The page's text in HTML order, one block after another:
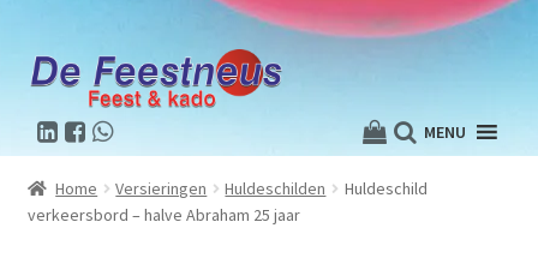
MENU
Home Versieringen Huldeschilden
Huldeschild
verkeersbord – halve Abraham 25 jaar